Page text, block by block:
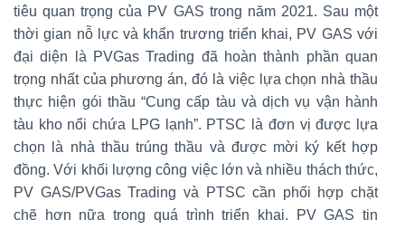
tiêu quan trọng của PV GAS trong năm 2021. Sau một
thời gian nỗ lực và khẩn trương triển khai, PV GAS với
đại diện là PVGas Trading đã hoàn thành phần quan
trọng nhất của phương án, đó là việc lựa chọn nhà thầu
thực hiện gói thầu “Cung cấp tàu và dịch vụ vận hành
tàu kho nổi chứa LPG lạnh”. PTSC là đơn vị được lựa
chọn là nhà thầu trúng thầu và được mời ký kết hợp
đồng. Với khối lượng công việc lớn và nhiều thách thức,
PV GAS/PVGas Trading và PTSC cần phối hợp chặt
chẽ hơn nữa trong quá trình triển khai. PV GAS tin